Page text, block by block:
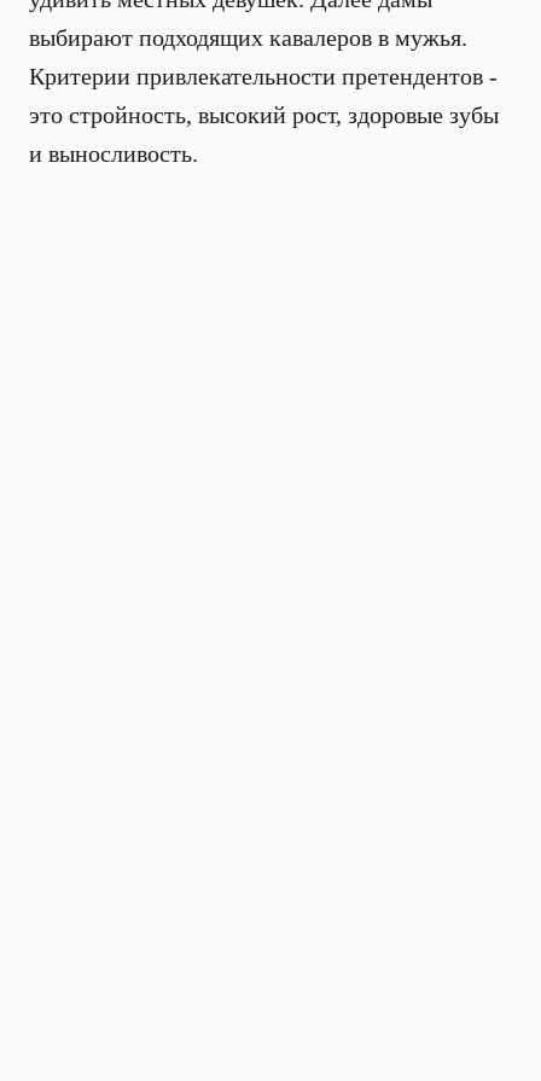
выбирают подходящих кавалеров в мужья.
Критерии привлекательности претендентов -
это стройность, высокий рост, здоровые зубы
и выносливость.